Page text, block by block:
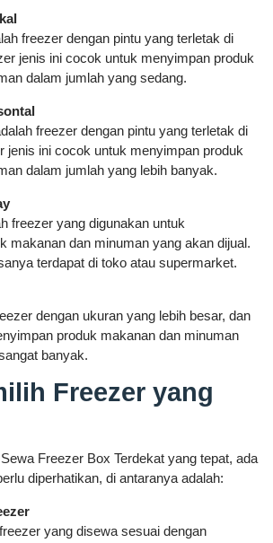
freezer dengan pintu yang terletak di
jenis ini cocok untuk menyimpan produk
dalam jumlah yang sedang.
freezer dengan pintu yang terletak di
jenis ini cocok untuk menyimpan produk
dalam jumlah yang lebih banyak.
freezer yang digunakan untuk
makanan dan minuman yang akan dijual.
terdapat di toko atau supermarket.
dengan ukuran yang lebih besar, dan
produk makanan dan minuman
banyak.
Freezer yang
Freezer Box Terdekat yang tepat, ada
diperhatikan, di antaranya adalah:
yang disewa sesuai dengan